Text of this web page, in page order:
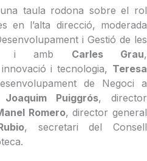
taula rodona sobre el rol
en l’alta direcció, moderada
i Gestió de les
i amb Carles Grau,
i tecnologia, Teresa
de Negoci a
Joaquim Puiggrós, director
Romero, director general
, secretari del Consell